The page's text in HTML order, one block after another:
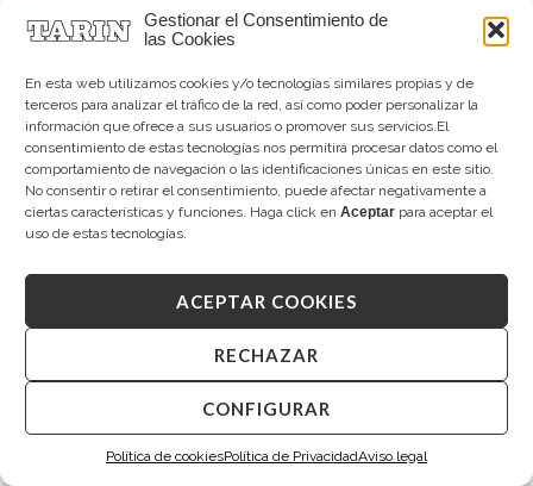
Gestionar el Consentimiento de
las Cookies
En esta web utilizamos cookies y/o tecnologías similares propias y de
terceros para analizar el tráfico de la red, así como poder personalizar la
información que ofrece a sus usuarios o promover sus servicios.El
consentimiento de estas tecnologías nos permitirá procesar datos como el
comportamiento de navegación o las identificaciones únicas en este sitio.
No consentir o retirar el consentimiento, puede afectar negativamente a
ciertas características y funciones. Haga click en Aceptar para aceptar el
uso de estas tecnologías.
ACEPTAR COOKIES
RECHAZAR
CONFIGURAR
Política de cookiesPolítica de PrivacidadAviso legal
CONSTITUCIÓN
Paseo de la Constitución 21
constitucion@tarin.es
976 233 088
Paseo de Sagasta 3
sagasta@tarin.es
976 232 348